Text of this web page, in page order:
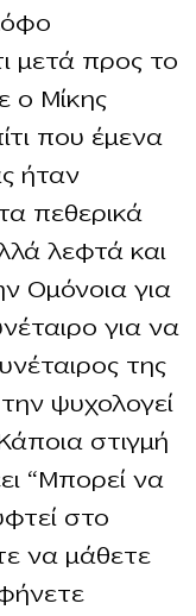
μετά προς το
ο Μίκης
που έμενα
ήταν
πεθερικά
λεφτά και
Ομόνοια για
για να
της
ψυχολογεί
στιγμή
“Μπορεί να
στο
να μάθετε